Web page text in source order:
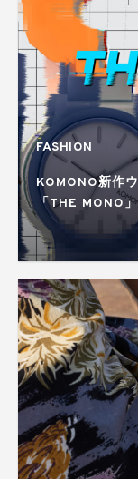
FASHION
KOMONO新作
「THE MONO
「HALO」